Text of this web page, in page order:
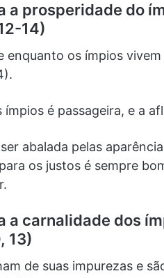
a prosperidade do
14)
enquanto os ímpios
ímpios é passageira, e a
abalada pelas
os justos é sempre
a carnalidade dos
13)
de suas impurezas e